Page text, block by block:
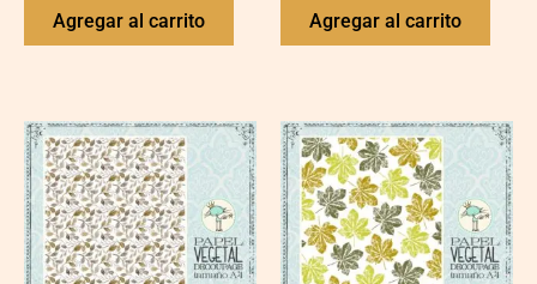
Agregar al carrito Agregar al carrito
VG015
quantity
VG019
quantity